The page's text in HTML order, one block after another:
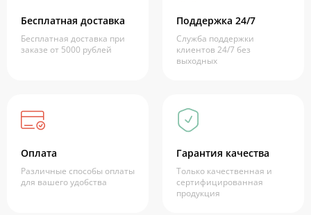
Бесплатная доставка
Бесплатная доставка при
заказе от 5000 рублей
Поддержка 24/7
Служба поддержки
клиентов 24/7 без
выходных
Оплата
Различные способы оплаты
для вашего удобства
Гарантия качества
Только качественная и
сертифицированная
продукция